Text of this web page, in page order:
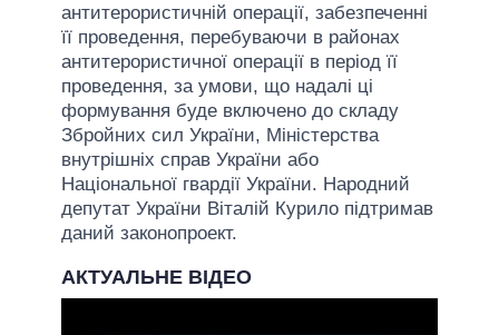
антитерористичній операції, забезпеченні
її проведення, перебуваючи в районах
антитерористичної операції в період її
проведення, за умови, що надалі ці
формування буде включено до складу
Збройних сил України, Міністерства
внутрішніх справ України або
Національної гвардії України. Народний
депутат України Віталій Курило підтримав
даний законопроект.
АКТУАЛЬНЕ ВІДЕО